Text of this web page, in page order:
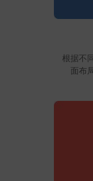
根据不
面布